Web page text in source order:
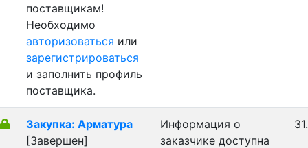
поставщикам!
Необходимо
авторизоваться или
зарегистрироваться
и заполнить профиль
поставщика.
Закупка: Арматура
[Завершен]
Информация о
заказчике доступна